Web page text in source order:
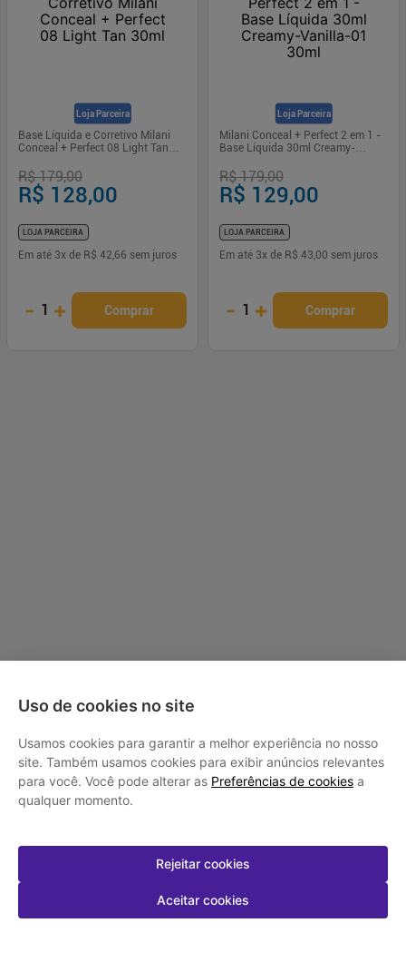
Uso de cookies no site
Usamos cookies para garantir a melhor experiência no nosso
site. Também usamos cookies para exibir anúncios relevantes
para você. Você pode alterar as Preferências de cookies a
qualquer momento.
Rejeitar cookies
Aceitar cookies
Loja Parceira
Base Líquida e Corretivo Milani
Conceal + Perfect 08 Light Tan
R$ 179,00
R$ 128,00
LOJA PARCEIRA
Em até 3x de R$ 42,66 sem juros
- 1 + Comprar
Loja Parceira
Milani Conceal + Perfect 2 em 1 -
Base Líquida 30ml Creamy-
R$ 179,00
R$ 129,00
LOJA PARCEIRA
Em até 3x de R$ 43,00 sem juros
- 1 + Comprar